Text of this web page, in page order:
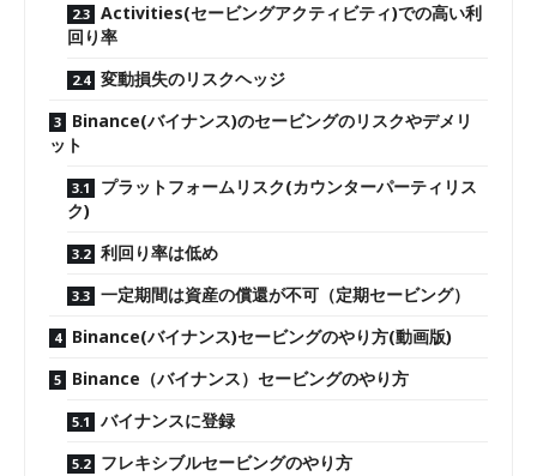
Activities(セービングアクティビティ)での高い利
回り率
変動損失のリスクヘッジ
Binance(バイナンス)のセービングのリスクやデメリ
ット
プラットフォームリスク(カウンターパーティリス
ク)
利回り率は低め
一定期間は資産の償還が不可（定期セービング）
Binance(バイナンス)セービングのやり方(動画版)
Binance（バイナンス）セービングのやり方
バイナンスに登録
フレキシブルセービングのやり方